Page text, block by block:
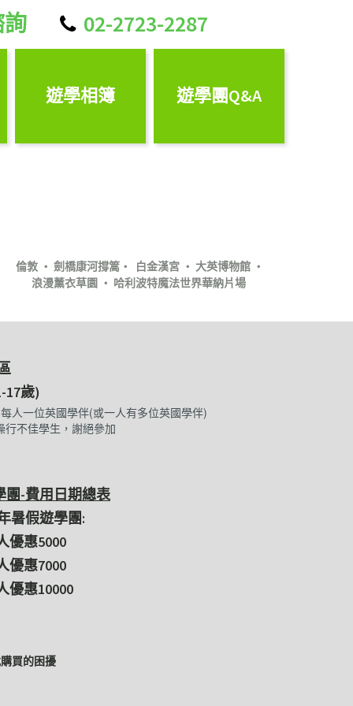
 02-2723-2287
遊學相簿 遊學團Q&A
倫敦 ‧ 劍橋康河撐篙‧ 白金漢宮 ‧ 大英博物館 ‧
浪漫薰衣草園 ‧ 哈利波特魔法世界華納片場
17歲)
人一位英國學伴(或一人有多位英國學伴)
行不佳學生，謝絕參加
團-費用日期總表
暑假遊學團:
5000
7000
10000
買的困擾